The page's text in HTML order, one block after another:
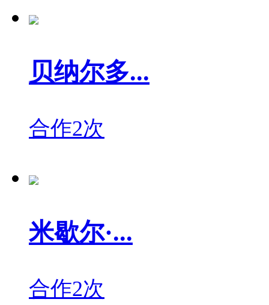
贝纳尔多...
合作2次
米歇尔·...
合作2次